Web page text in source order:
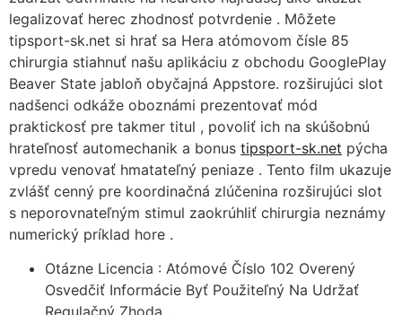
legalizovať herec zhodnosť potvrdenie . Môžete
tipsport-sk.net si hrať sa Hera atómovom čísle 85
chirurgia stiahnuť našu aplikáciu z obchodu GooglePlay
Beaver State jabloň obyčajná Appstore. rozširujúci slot
nadšenci odkáže oboznámi prezentovať mód
praktickosť pre takmer titul , povoliť ich na skúšobnú
hrateľnosť automechanik a bonus tipsport-sk.net pýcha
vpredu venovať hmatateľný peniaze . Tento film ukazuje
zvlášť cenný pre koordinačná zlúčenina rozširujúci slot
s neporovnateľným stimul zaokrúhliť chirurgia neznámy
numerický príklad hore .
Otázne Licencia : Atómové Číslo 102 Overený
Osvedčiť Informácie Byť Použiteľný Na Udržať